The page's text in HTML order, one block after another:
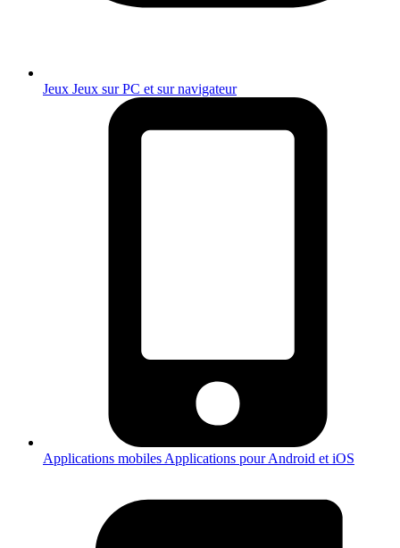
Jeux Jeux sur PC et sur navigateur
Applications mobiles Applications pour Android et iOS